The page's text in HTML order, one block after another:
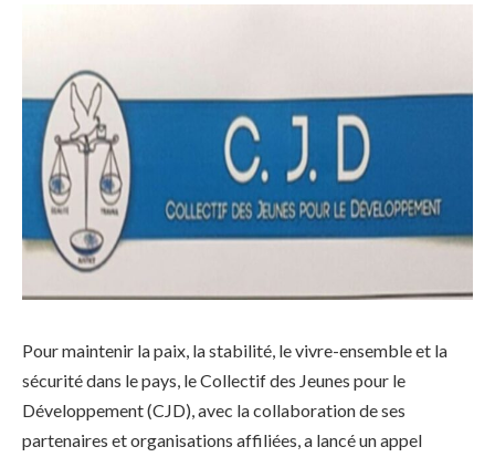
Pour maintenir la paix, la stabilité, le vivre-ensemble et la
sécurité dans le pays, le Collectif des Jeunes pour le
Développement (CJD), avec la collaboration de ses
partenaires et organisations affiliées, a lancé un appel